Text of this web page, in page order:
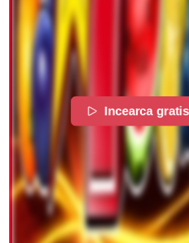
Incearca gratis